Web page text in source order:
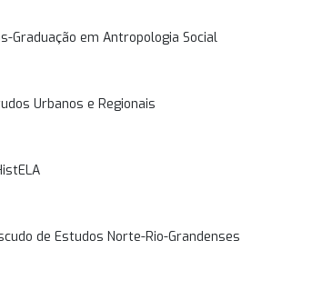
Graduação em Antropologia Social
Urbanos e Regionais
de Estudos Norte-Rio-Grandenses